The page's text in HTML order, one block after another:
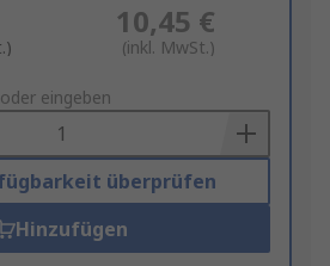
10,45 €
(inkl. MwSt.)
eingeben
überprüfen
Hinzufügen